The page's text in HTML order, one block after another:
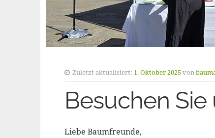
Zuletzt aktualisiert: 1. Oktober 2025von
Besuchen
Liebe Baumfreunde,